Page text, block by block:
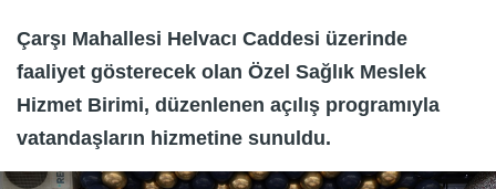
Çarşı Mahallesi Helvacı Caddesi üzerinde
faaliyet gösterecek olan Özel Sağlık Meslek
Hizmet Birimi, düzenlenen açılış programıyla
vatandaşların hizmetine sunuldu.